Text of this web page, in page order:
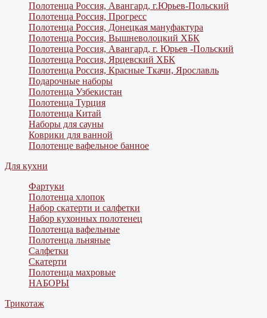
Полотенца Россия, Авангард, г.Юрьев-Польский
Полотенца Россия, Прогресс
Полотенца Россия, Донецкая мануфактура
Полотенца Россия, Вышневолоцкий ХБК
Полотенца Россия, Авангард, г. Юрьев -Польский
Полотенца Россия, Ярцевский ХБК
Полотенца Россия, Красные Ткачи, Ярославль
Подарочные наборы
Полотенца Узбекистан
Полотенца Турция
Полотенца Китай
Наборы для сауны
Коврики для ванной
Полотенце вафельное банное
Для кухни
Фартуки
Полотенца хлопок
Набор скатерти и салфетки
Набор кухонных полотенец
Полотенца вафельные
Полотенца льняные
Салфетки
Скатерти
Полотенца махровые
НАБОРЫ
Трикотаж